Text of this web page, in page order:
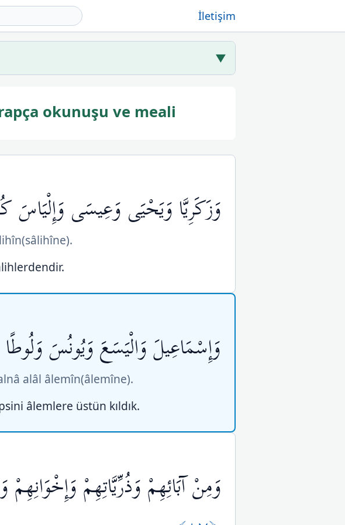
İletişim
▼
okunuşu ve meali
وَزَكَرِيَّا وَيَحْيَى وَعِيسَى
وَإِسْمَاعِيلَ وَالْيَسَعَ وَيُونُسَ
alâl âlemîn(âlemîne).
âlemlere üstün kıldık.
وَمِنْ آبَائِهِمْ وَذُرِّيَّاتِهِمْ